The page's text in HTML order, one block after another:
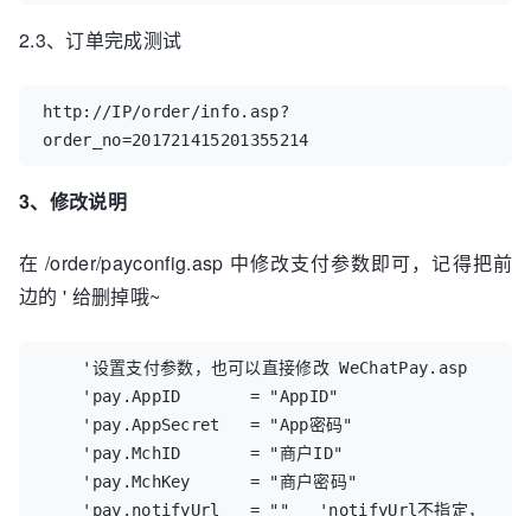
2.3、订单完成测试
http://IP/order/info.asp?
order_no=201721415201355214
3、修改说明
在 /order/payconfig.asp 中修改支付参数即可，记得把前
边的 ' 给删掉哦~
'设置支付参数，也可以直接修改 WeChatPay.asp
'pay.AppID       = "AppID"
'pay.AppSecret   = "App密码"
'pay.MchID       = "商户ID"
'pay.MchKey      = "商户密码"
'pay.notifyUrl   = ""   'notifyUrl不指定，